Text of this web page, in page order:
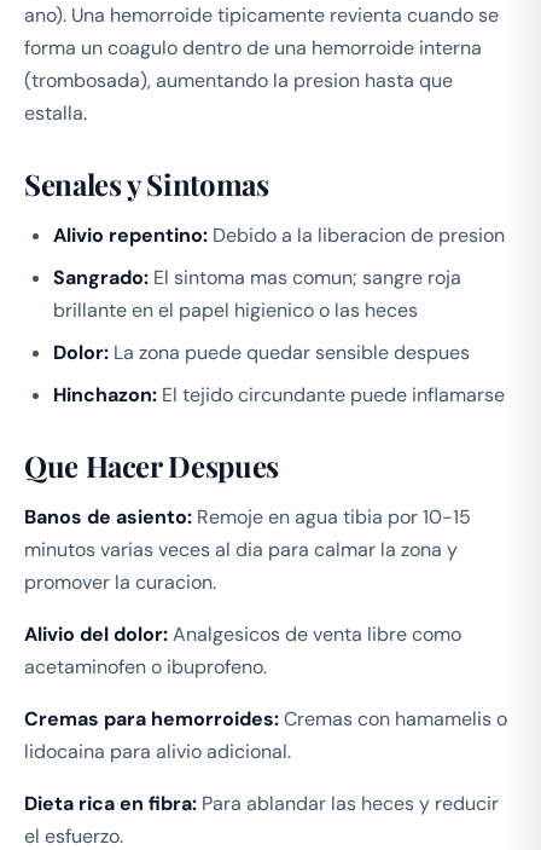
ano). Una hemorroide tipicamente revienta cuando se
forma un coagulo dentro de una hemorroide interna
(trombosada), aumentando la presion hasta que
estalla.
Senales y Sintomas
Alivio repentino: Debido a la liberacion de presion
Sangrado: El sintoma mas comun; sangre roja
brillante en el papel higienico o las heces
Dolor: La zona puede quedar sensible despues
Hinchazon: El tejido circundante puede inflamarse
Que Hacer Despues
Banos de asiento: Remoje en agua tibia por 10-15
minutos varias veces al dia para calmar la zona y
promover la curacion.
Alivio del dolor:Analgesicos de venta libre como
acetaminofen o ibuprofeno.
Cremas para hemorroides:Cremas con hamamelis o
lidocaina para alivio adicional.
Dieta rica en fibra: Para ablandar las heces y reducir
el esfuerzo.